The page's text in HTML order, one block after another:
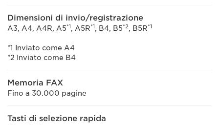
Dimensioni di invio/registrazione
A3, A4, A4R, A5*1, A5R*1, B4, B5*2, B5R*1
*1 Inviato come A4
*2 Inviato come B4
Memoria FAX
Fino a 30.000 pagine
Tasti di selezione rapida